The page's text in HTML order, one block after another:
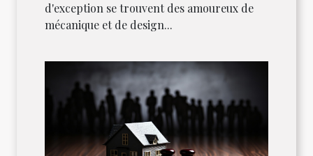
d'exception se trouvent des amoureux de
mécanique et de design...